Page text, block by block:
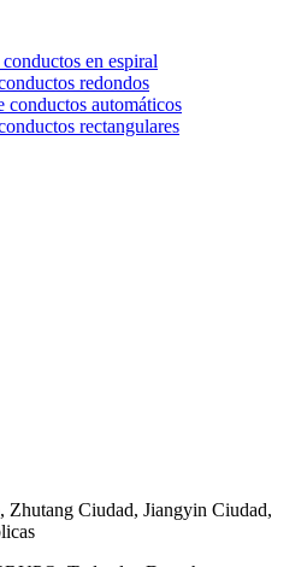
en espiral
redondos
conductos automáticos
rectangulares
Ciudad, Jiangyin Ciudad,